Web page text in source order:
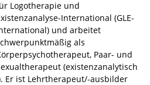
Logotherapie und
International (GLE-
und arbeitet
als
Paar- und
(existenzanalytisch
Er ist Lehrtherapeut/-ausbilder